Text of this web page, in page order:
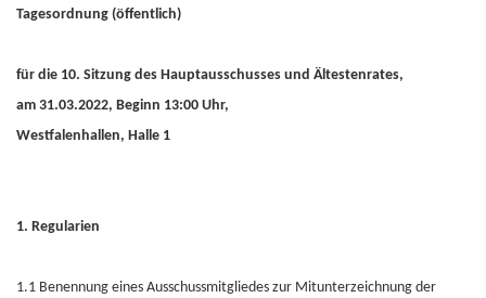
Tagesordnung (öffentlich)
für die 10. Sitzung des Hauptausschusses und Ältestenrates,
am 31.03.2022, Beginn 13:00 Uhr,
Westfalenhallen, Halle 1
1. Regularien
1.1 Benennung eines Ausschussmitgliedes zur Mitunterzeichnung der